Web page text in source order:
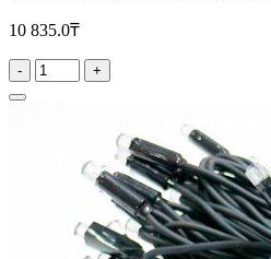
10 835.0₸
- +